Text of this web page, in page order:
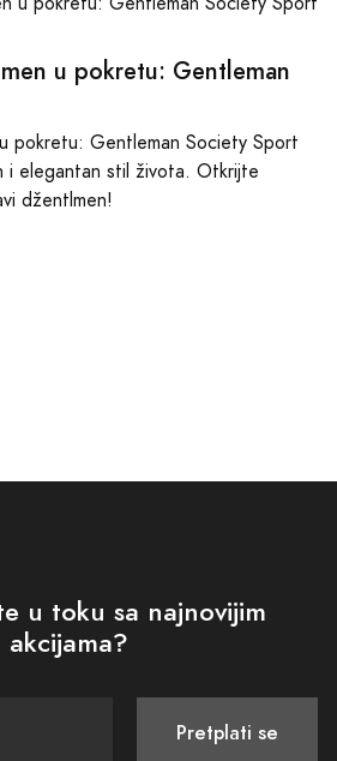
u pokretu: Gentleman
pokretu: Gentleman Society Sport
i elegantan stil života. Otkrijte
džentlmen!
u toku sa najnovijim
akcijama?
Pretplati se